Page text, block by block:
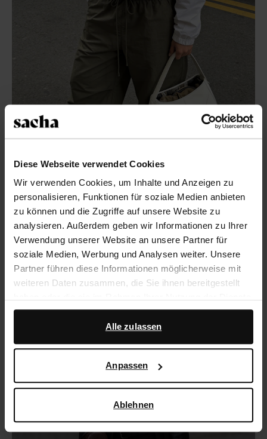
Diese Webseite verwendet Cookies
Wir verwenden Cookies, um Inhalte und Anzeigen zu
personalisieren, Funktionen für soziale Medien anbieten
zu können und die Zugriffe auf unsere Website zu
analysieren. Außerdem geben wir Informationen zu Ihrer
Verwendung unserer Website an unsere Partner für
soziale Medien, Werbung und Analysen weiter. Unsere
Partner führen diese Informationen möglicherweise mit
weiteren Daten zusammen, die Sie ihnen bereitgestellt
gesammelt haben.
Darüber hinaus arbeiten wir mit Google zu Werbe- und
darüber, wie Google Ihre personenbezogenen Daten
verwendet, finden Sie auf derSeite zur geschäftlichen
Alle zulassen
Anpassen
Ablehnen
14. April 2026
Slouchy Boots: das ultimative Cool-
Girl-Essential